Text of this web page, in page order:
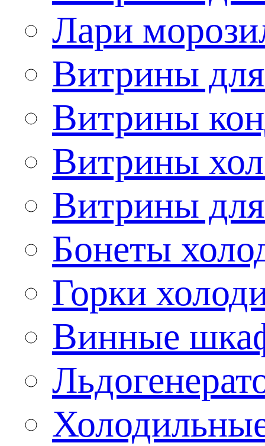
Лари
Витрины
Витрины
Витрины
Витрины
Бонеты
Горки
Винные